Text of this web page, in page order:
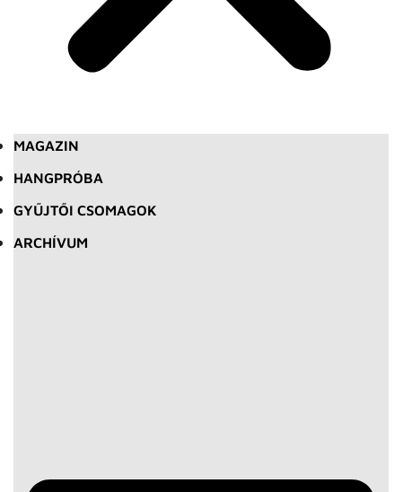
MAGAZIN
HANGPRÓBA
GYŰJTŐI CSOMAGOK
ARCHÍVUM